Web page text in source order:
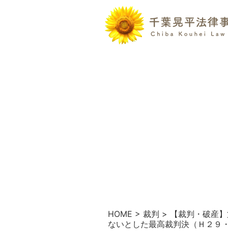
HOME > 裁判 >
【裁判・破産
ないとした最高裁判決（Ｈ２９